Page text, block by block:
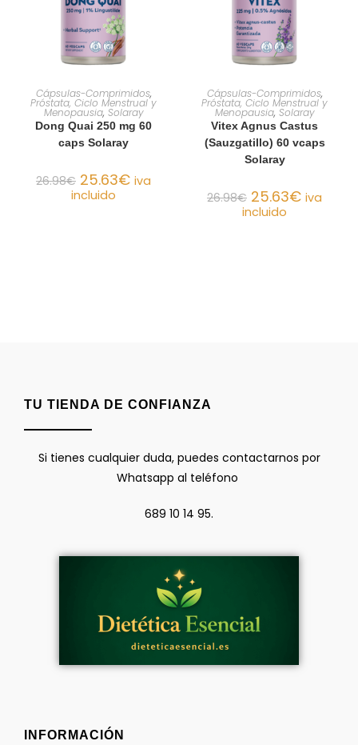
AÑADIR AL CARRITO
Cápsulas-Comprimidos,
Próstata, Ciclo Menstrual y
Menopausia, Solaray
Dong Quai 250 mg 60
caps Solaray
26.98€ 25.63€ iva
incluido
AÑADIR AL CARRITO
Cápsulas-Comprimidos,
Próstata, Ciclo Menstrual y
Menopausia, Solaray
Vitex Agnus Castus
(Sauzgatillo) 60 vcaps
Solaray
26.98€ 25.63€ iva
incluido
TU TIENDA DE CONFIANZA
Si tienes cualquier duda, puedes contactarnos por
Whatsapp al teléfono
689 10 14 95.
INFORMACIÓN